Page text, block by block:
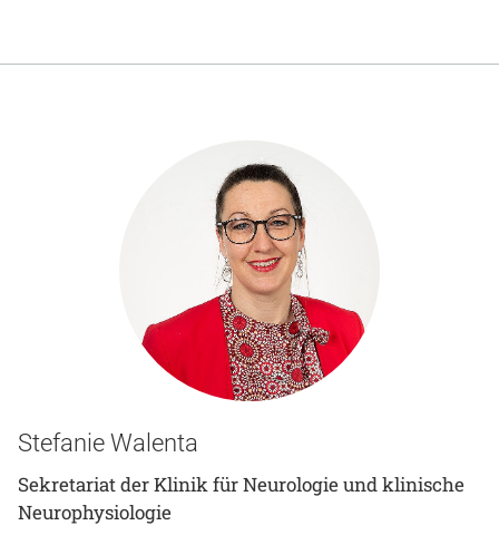
Stefanie Walenta
Sekretariat der Klinik für Neurologie und klinische
Neurophysiologie